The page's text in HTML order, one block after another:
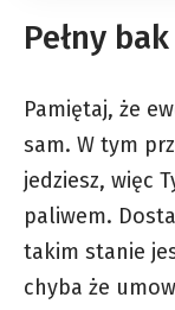
Pełny
Pamiętaj, że
sam. W tym
jedziesz, więc
paliwem.
takim stanie
chyba że